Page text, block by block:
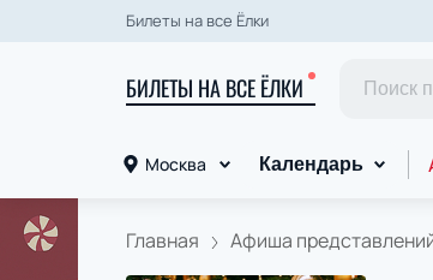
Билеты на все Ёлки
БИЛЕТЫ НА ВСЕ ЁЛКИ
Москва Календарь
Главная Афиша